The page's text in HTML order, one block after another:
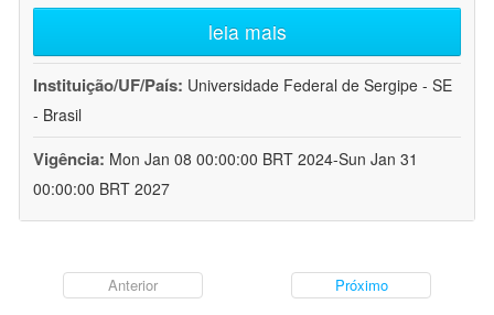
leia mais
Instituição/UF/País: Universidade Federal de Sergipe - SE
- Brasil
Vigência: Mon Jan 08 00:00:00 BRT 2024-Sun Jan 31
00:00:00 BRT 2027
Anterior Próximo